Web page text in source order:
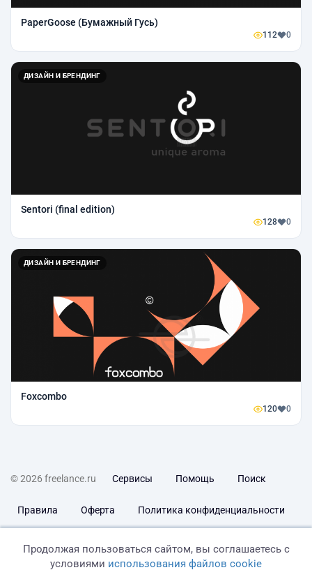
PaperGoose (Бумажный Гусь)
112 0
ДИЗАЙН И БРЕНДИНГ
Sentori (final edition)
128 0
ДИЗАЙН И БРЕНДИНГ
Foxcombo
120 0
© 2026 freelance.ru Сервисы Помощь Поиск
Правила Оферта Политика конфиденциальности
Продолжая пользоваться сайтом, вы соглашаетесь с
условиями использования файлов cookie